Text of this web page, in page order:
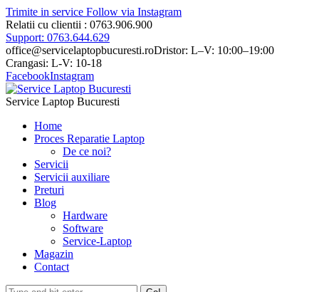
Trimite in service Follow via Instagram
Relatii cu clientii : 0763.906.900
Support: 0763.644.629
office@servicelaptopbucuresti.roDristor: L–V: 10:00–19:00
Crangasi: L-V: 10-18
FacebookInstagram
Service Laptop Bucuresti
Home
Proces Reparatie Laptop
De ce noi?
Servicii
Servicii auxiliare
Preturi
Blog
Hardware
Software
Service-Laptop
Magazin
Contact